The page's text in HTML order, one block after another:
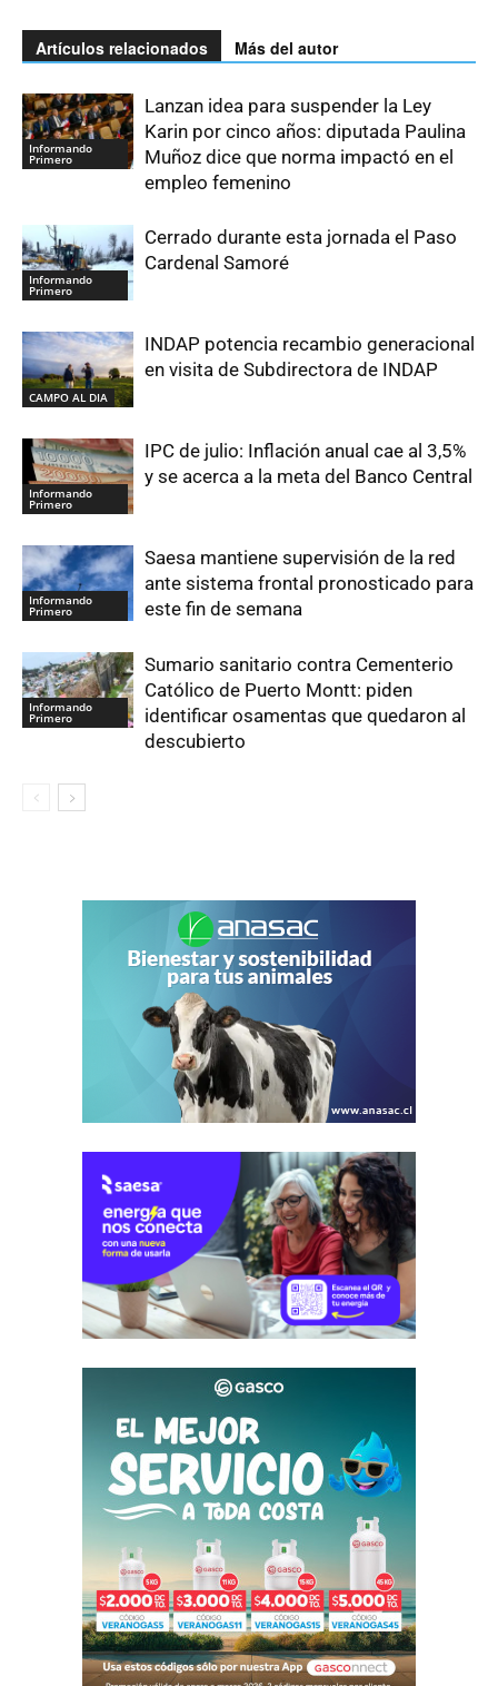
Artículos relacionados Más del autor
Informando
Primero
Lanzan idea para suspender la Ley
Karin por cinco años: diputada Paulina
Muñoz dice que norma impactó en el
empleo femenino
Informando
Primero
Cerrado durante esta jornada el Paso
Cardenal Samoré
CAMPO AL DIA
INDAP potencia recambio generacional
en visita de Subdirectora de INDAP
Informando
Primero
IPC de julio: Inflación anual cae al 3,5%
y se acerca a la meta del Banco Central
Informando
Primero
Saesa mantiene supervisión de la red
ante sistema frontal pronosticado para
este fin de semana
Informando
Primero
Sumario sanitario contra Cementerio
Católico de Puerto Montt: piden
identificar osamentas que quedaron al
descubierto